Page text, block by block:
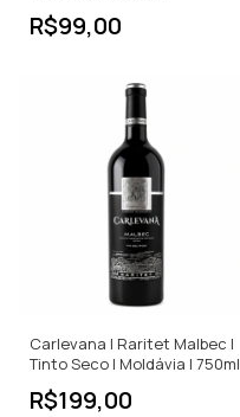
R$99,00
Carlevana | Raritet Malbec |
Tinto Seco | Moldávia | 750ml
R$199,00